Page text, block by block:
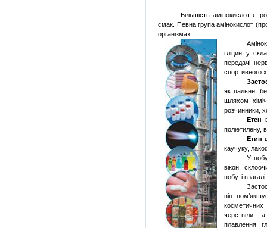
Більшість амінокислот є
смак. Певна група амінокислот (
організмах
гліцин у
передачі
спортивного
якпальне:
шляхом
розчинники ,
Етен
поліетилену,
Етин
каучуку,
У
вікон
побуті взагалі
він
косметичних
черствіли ,
плавлення